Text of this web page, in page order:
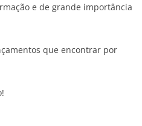
e de grande importância
que encontrar por